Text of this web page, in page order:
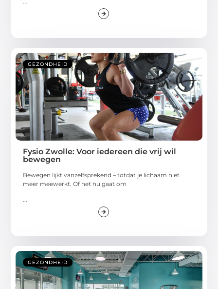
GEZONDHEID
Fysio Zwolle: Voor iedereen die vrij wil
bewegen
Bewegen lijkt vanzelfsprekend – totdat je lichaam niet
meer meewerkt. Of het nu gaat om
...
GEZONDHEID